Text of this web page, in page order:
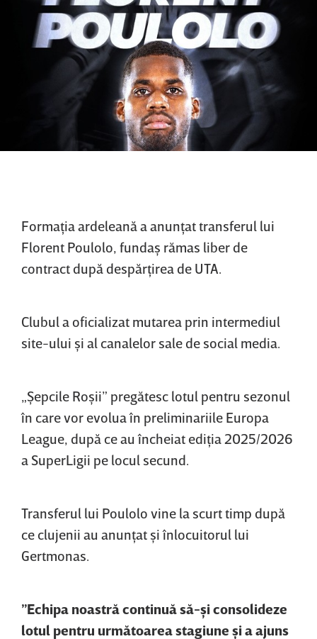
Formaţia ardeleană a anunţat transferul lui
Florent Poulolo, fundaş rămas liber de
contract după despărţirea de UTA.
Clubul a oficializat mutarea prin intermediul
site-ului şi al canalelor sale de social media.
„Şepcile Roşii” pregătesc lotul pentru sezonul
în care vor evolua în preliminariile Europa
League, după ce au încheiat ediţia 2025/2026
a SuperLigii pe locul secund.
Transferul lui Poulolo vine la scurt timp după
ce clujenii au anunţat şi înlocuitorul lui
Gertmonas.
”Echipa noastră continuă să-şi consolideze
lotul pentru următoarea stagiune şi a ajuns